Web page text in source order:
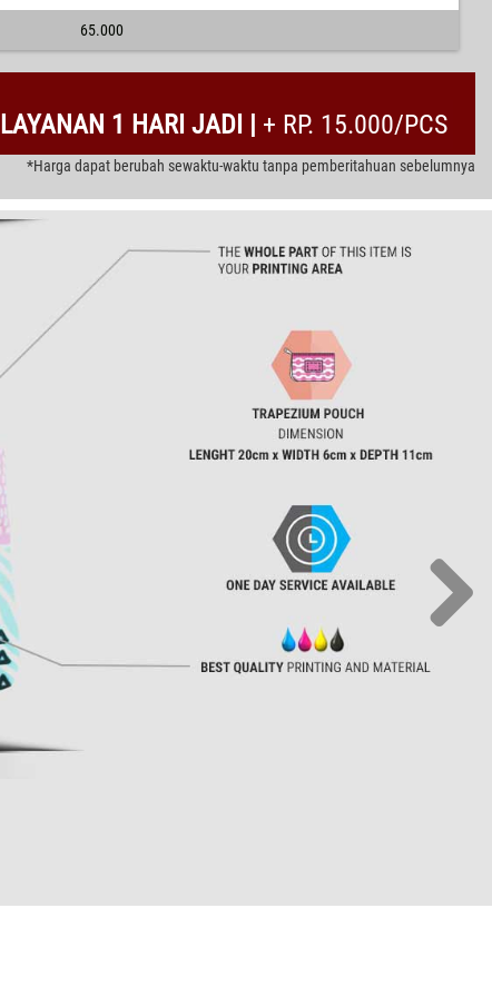
65.000
LAYANAN 1 HARI JADI | + RP. 15.000/PCS
*Harga dapat berubah sewaktu-waktu tanpa pemberitahuan sebelumnya